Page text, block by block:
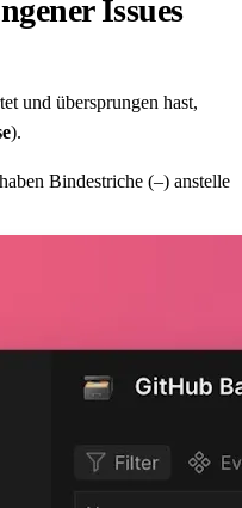
Issues
und übersprungen hast,
).
Bindestriche (–) anstelle